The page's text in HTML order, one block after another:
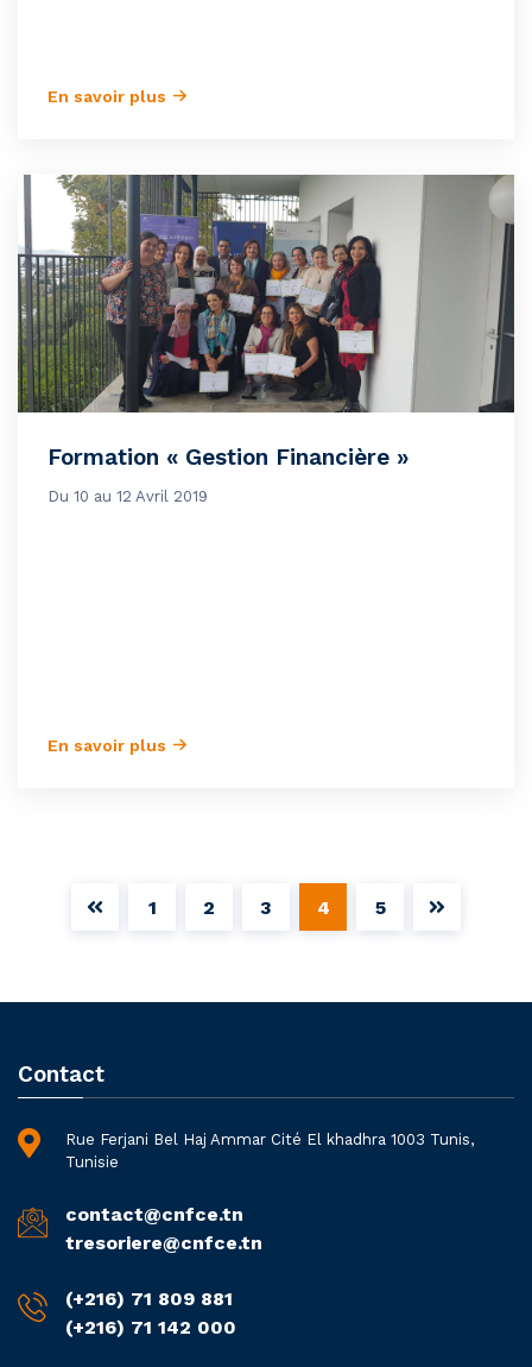
En savoir plus
Formation « Gestion Financière »
Du 10 au 12 Avril 2019
En savoir plus
1 2 3 4 5
Contact
Rue Ferjani Bel Haj Ammar Cité El khadhra 1003 Tunis,
Tunisie
contact@cnfce.tn
tresoriere@cnfce.tn
(+216) 71 809 881
(+216) 71 142 000